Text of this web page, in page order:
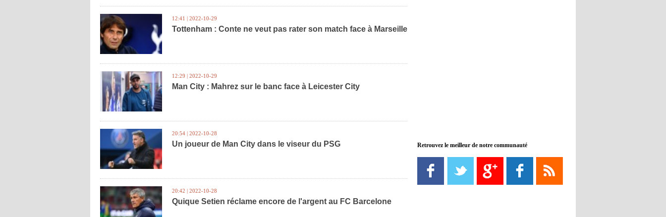
12:41 | 2022-10-29
Tottenham : Conte ne veut pas rater son match face à Marseille
12:29 | 2022-10-29
Man City : Mahrez sur le banc face à Leicester City
20:54 | 2022-10-28
Un joueur de Man City dans le viseur du PSG
20:42 | 2022-10-28
Quique Setien réclame encore de l'argent au FC Barcelone
08:21 - 2022/11/08
Liverpool mis en vente par son
propriétaire
Retrouvez le meilleur de notre communauté